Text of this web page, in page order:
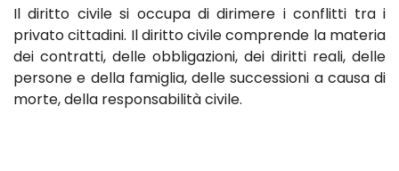
Il diritto civile si occupa di dirimere i conflitti tra i
privato cittadini. Il diritto civile comprende la materia
dei contratti, delle obbligazioni, dei diritti reali, delle
persone e della famiglia, delle successioni a causa di
morte, della responsabilità civile.